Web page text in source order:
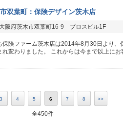
双葉町：保険デザイン茨木店
阪府茨木市双葉町16-9 プロスビル1F
保険ファーム茨木店は2014年8月30日より、
れ変わりました。 これからは今まで以上にお
3 4 5 6 7 8 >>
全450件